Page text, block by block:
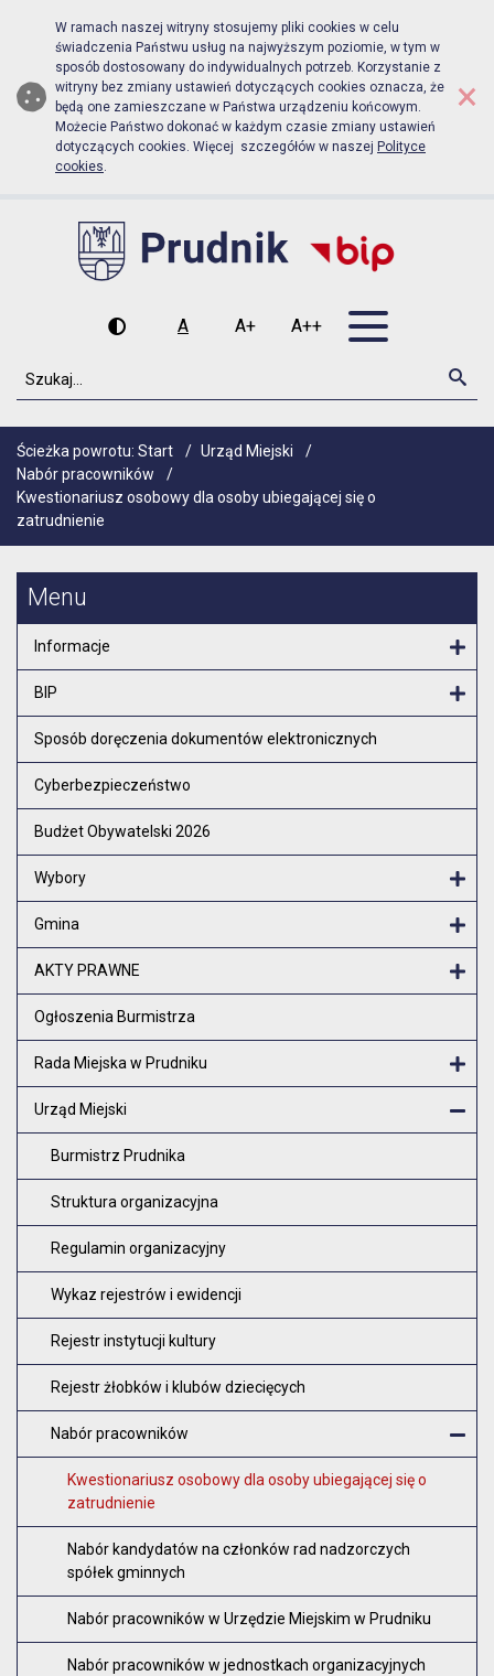
Biuletyn Informacji Publicznej
Przejdź do menu głównego
Przejdź do głównej zawartości
W ramach naszej witryny stosujemy pliki cookies w celu
świadczenia Państwu usług na najwyższym poziomie, w tym w
sposób dostosowany do indywidualnych potrzeb. Korzystanie z
witryny bez zmiany ustawień dotyczących cookies oznacza, że
będą one zamieszczane w Państwa urządzeniu końcowym.
Możecie Państwo dokonać w każdym czasie zmiany ustawień
dotyczących cookies. Więcej szczegółów w naszej Polityce
cookies.
×
Wysoki kontrast
A
Czcionka domyślna
A+
Czcionka średnia
A++
Czcionka duża
Szukaj
Ścieżka powrotu: Start / Urząd Miejski
/
Nabór pracowników
/
Kwestionariusz osobowy dla osoby ubiegającej się o
zatrudnienie
Menu
Informacje
BIP
Sposób doręczenia dokumentów elektronicznych
Cyberbezpieczeństwo
Budżet Obywatelski 2026
Wybory
Gmina
AKTY PRAWNE
Ogłoszenia Burmistrza
Rada Miejska w Prudniku
Urząd Miejski
Burmistrz Prudnika
Struktura organizacyjna
Regulamin organizacyjny
Wykaz rejestrów i ewidencji
Rejestr instytucji kultury
Rejestr żłobków i klubów dziecięcych
Nabór pracowników
Kwestionariusz osobowy dla osoby ubiegającej się o
zatrudnienie
Nabór kandydatów na członków rad nadzorczych
spółek gminnych
Nabór pracowników w Urzędzie Miejskim w Prudniku
Nabór pracowników w jednostkach organizacyjnych